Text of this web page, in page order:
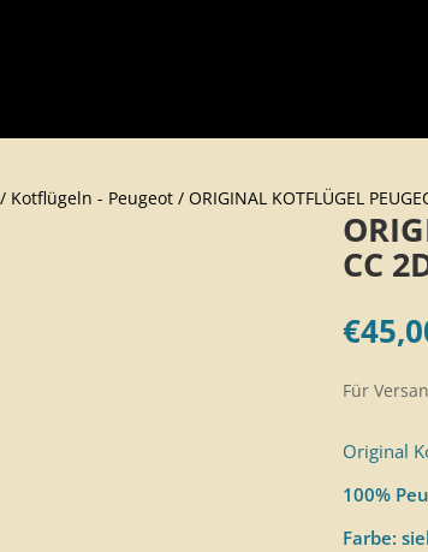
/ Kotflügeln - Peugeot / ORIGINAL KOTFLÜGEL
CC
€
Für
Original
100%
Farbe: